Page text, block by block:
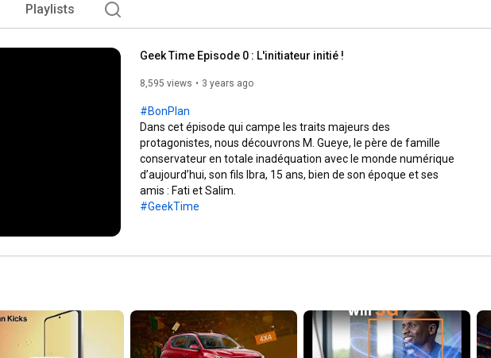
Playlists
Geek Time Episode 0 : L'initiateur initié !
8,595 views 3 years ago
#BonPlan
Dans cet épisode qui campe les traits majeurs des
protagonistes, nous découvrons M. Gueye, le père de famille
conservateur en totale inadéquation avec le monde numérique
d’aujourd’hui, son fils Ibra, 15 ans, bien de son époque et ses
#GeekTime